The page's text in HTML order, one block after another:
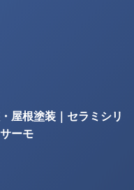
屋根塗装｜セラミシリ
ーモ